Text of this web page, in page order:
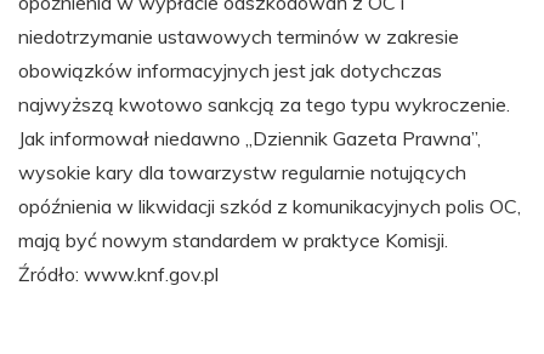
niedotrzymanie ustawowych terminów w zakresie
obowiązków informacyjnych jest jak dotychczas
najwyższą kwotowo sankcją za tego typu wykroczenie.
Jak informował niedawno „Dziennik Gazeta Prawna”,
wysokie kary dla towarzystw regularnie notujących
opóźnienia w likwidacji szkód z komunikacyjnych polis OC,
mają być nowym standardem w praktyce Komisji.
Źródło: www.knf.gov.pl